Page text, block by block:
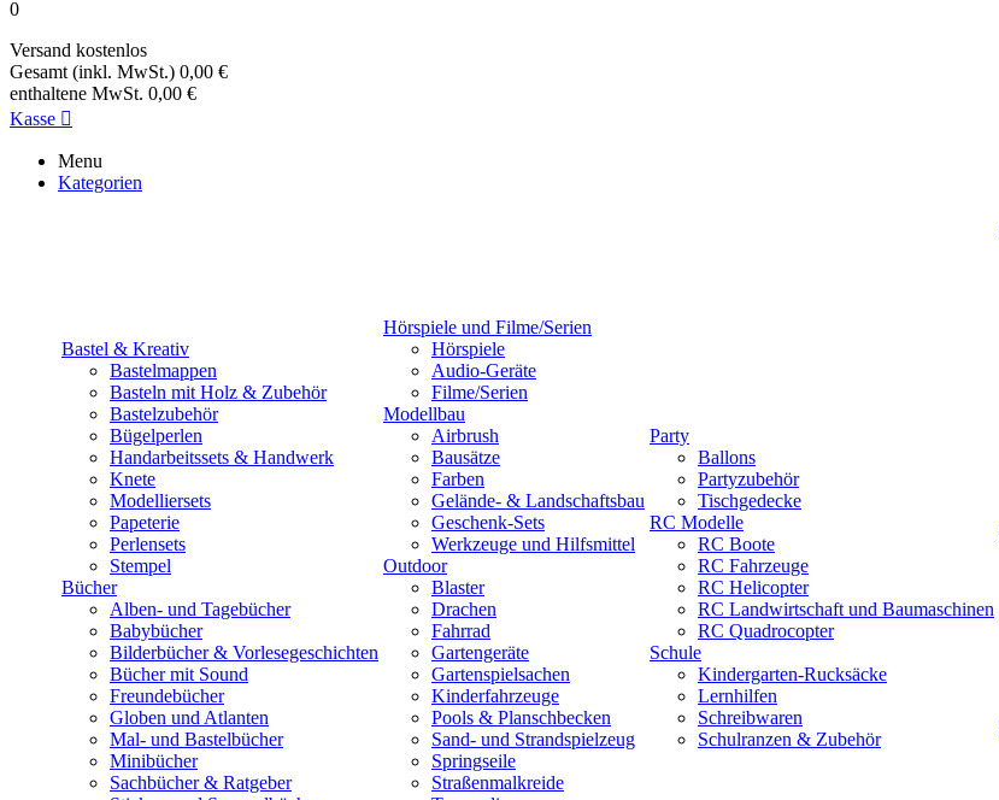
0
Versand kostenlos
Gesamt (inkl. MwSt.) 0,00 €
enthaltene MwSt. 0,00 €
Kasse 
Menu
Kategorien
Bastel & Kreativ
Bastelmappen
Basteln mit Holz & Zubehör
Bastelzubehör
Bügelperlen
Handarbeitssets & Handwerk
Knete
Modelliersets
Papeterie
Perlensets
Stempel
Bücher
Alben- und Tagebücher
Babybücher
Bilderbücher & Vorlesegeschichten
Bücher mit Sound
Freundebücher
Globen und Atlanten
Mal- und Bastelbücher
Minibücher
Sachbücher & Ratgeber
Hörspiele und Filme/Serien
Hörspiele
Audio-Geräte
Filme/Serien
Modellbau
Airbrush
Bausätze
Farben
Gelände- & Landschaftsbau
Geschenk-Sets
Werkzeuge und Hilfsmittel
Outdoor
Blaster
Drachen
Fahrrad
Gartengeräte
Gartenspielsachen
Kinderfahrzeuge
Pools & Planschbecken
Sand- und Strandspielzeug
Springseile
Straßenmalkreide
Party
Ballons
Partyzubehör
Tischgedecke
RC Modelle
RC Boote
RC Fahrzeuge
RC Helicopter
RC Landwirtschaft und Baumaschinen
RC Quadrocopter
Schule
Kindergarten-Rucksäcke
Lernhilfen
Schreibwaren
Schulranzen & Zubehör